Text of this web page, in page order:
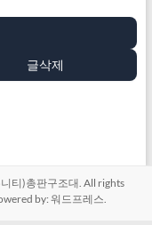
글삭제
티)총판구조대. All rights
by:워드프레스.